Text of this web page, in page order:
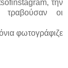
την
οι
φωτογράφιζε